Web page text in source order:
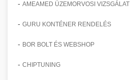
- AMEAMED ÜZEMORVOSI VIZSGÁLAT
- GURU KONTÉNER RENDELÉS
- BOR BOLT ÉS WEBSHOP
- CHIPTUNING